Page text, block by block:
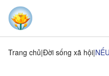
Trang chủ Đời sống xã hội